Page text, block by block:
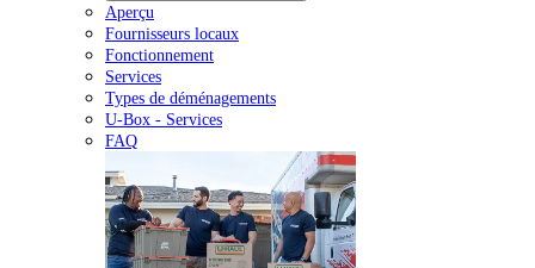
Aperçu
Fournisseurs locaux
Fonctionnement
Services
Types de déménagements
U-Box - Services
FAQ